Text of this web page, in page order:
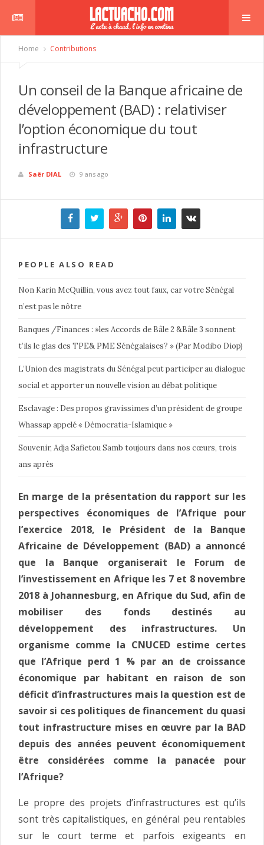
Home Contributions
Un conseil de la Banque africaine de
développement (BAD) : relativiser
l’option économique du tout
infrastructure
Saër DIAL 9 ans ago
PEOPLE ALSO READ
Non Karin McQuillin, vous avez tout faux, car votre Sénégal
n’est pas le nôtre
Banques /Finances : »les Accords de Bâle 2 &Bâle 3 sonnent
t’ils le glas des TPE& PME Sénégalaises? » (Par Modibo Diop)
L’Union des magistrats du Sénégal peut participer au dialogue
social et apporter un nouvelle vision au débat politique
Esclavage : Des propos gravissimes d’un président de groupe
Whassap appelé « Démocratia-Islamique »
Souvenir, Adja Safietou Samb toujours dans nos cœurs, trois
ans après
En marge de la présentation du rapport sur les
perspectives économiques de l’Afrique pour
l’exercice 2018, le Président de la Banque
Africaine de Développement (BAD) a annoncé
que la Banque organiserait le Forum de
l’investissement en Afrique les 7 et 8 novembre
2018 à Johannesburg, en Afrique du Sud, afin de
mobiliser des fonds destinés au
développement des infrastructures. Un
organisme comme la CNUCED estime certes
que l’Afrique perd 1 % par an de croissance
économique par habitant en raison de son
déficit d’infrastructures mais la question est de
savoir si ces politiques de financement du quasi
tout infrastructure mises en œuvre par la BAD
depuis des années peuvent économiquement
être considérées comme la panacée pour
l’Afrique?
Le propre des projets d’infrastructures est qu’ils
sont très capitalistiques, en général peu rentables
sur le court terme et parfois exigeants en